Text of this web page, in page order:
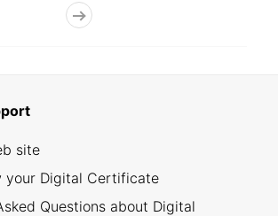
site
your Digital Certificate
Questions about Digital